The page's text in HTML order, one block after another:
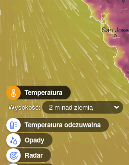
Temperatura
Wysokość:
2 m nad ziemią
Temperatura odczuwalna
Opady
Radar
San Jose